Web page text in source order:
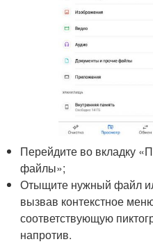
Перейдите во вкладку
файлы»;
Отыщите нужный файл
вызвав контекстное
соответствующую
напротив.